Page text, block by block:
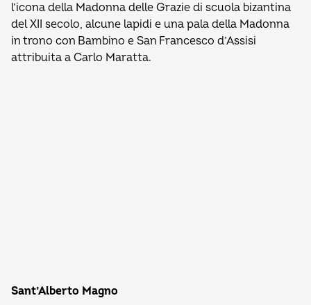
l’icona della Madonna delle Grazie di scuola bizantina
del XII secolo, alcune lapidi e una pala della Madonna
in trono con Bambino e San Francesco d’Assisi
attribuita a Carlo Maratta.
Sant’Alberto Magno